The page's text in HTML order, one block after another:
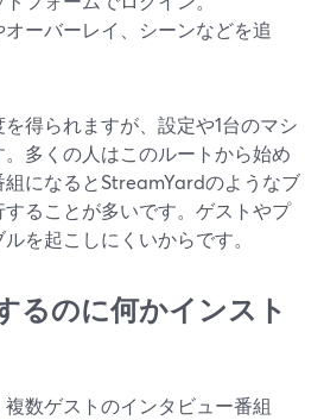
オーバーレイ、シーンなどを追
得られますが、設定や1台のマシ
多くの人はこのルートから始め
になるとStreamYardのようなブ
ることが多いです。ゲストやプ
を起こしにくいからです。
るのに何かインスト
数ゲストのインタビュー番組